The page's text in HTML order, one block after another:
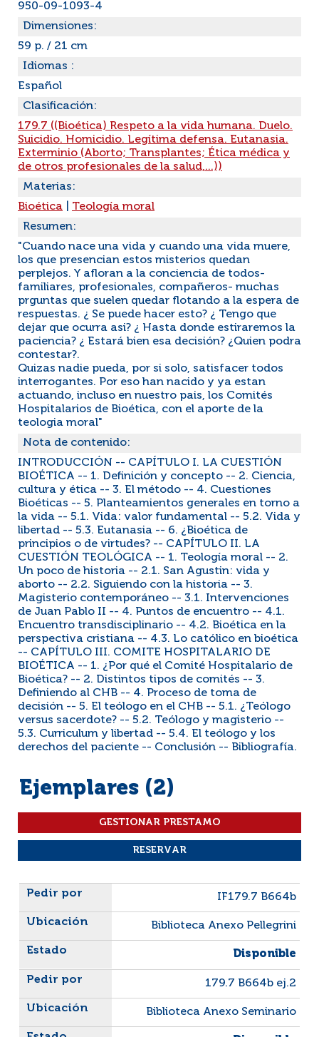
950-09-1093-4
Dimensiones:
59 p. / 21 cm
Idiomas :
Español
Clasificación:
179.7 ((Bioética) Respeto a la vida humana. Duelo.
Suicidio. Homicidio. Legítima defensa. Eutanasia.
Exterminio (Aborto; Transplantes; Ética médica y
de otros profesionales de la salud,...))
Materias:
Bioética
Teología moral
Resumen:
"Cuando nace una vida y cuando una vida muere,
los que presencian estos misterios quedan
perplejos. Y afloran a la conciencia de todos-
familiares, profesionales, compañeros- muchas
prguntas que suelen quedar flotando a la espera de
respuestas. ¿ Se puede hacer esto? ¿ Tengo que
dejar que ocurra asi? ¿ Hasta donde estiraremos la
paciencia? ¿ Estará bien esa decisión? ¿Quien podra
contestar?.
Quizas nadie pueda, por si solo, satisfacer todos
interrogantes. Por eso han nacido y ya estan
actuando, incluso en nuestro pais, los Comités
Hospitalarios de Bioética, con el aporte de la
teologia moral"
Nota de contenido:
INTRODUCCIÓN -- CAPÍTULO I. LA CUESTIÓN
BIOÉTICA -- 1. Definición y concepto -- 2. Ciencia,
cultura y ética -- 3. El método -- 4. Cuestiones
Bioéticas -- 5. Planteamientos generales en torno a
la vida -- 5.1. Vida: valor fundamental -- 5.2. Vida y
libertad -- 5.3. Eutanasia -- 6. ¿Bioética de
principios o de virtudes? -- CAPÍTULO II. LA
CUESTIÓN TEOLÓGICA -- 1. Teología moral -- 2.
Un poco de historia -- 2.1. San Agustin: vida y
aborto -- 2.2. Siguiendo con la historia -- 3.
Magisterio contemporáneo -- 3.1. Intervenciones
de Juan Pablo II -- 4. Puntos de encuentro -- 4.1.
Encuentro transdisciplinario -- 4.2. Bioética en la
perspectiva cristiana -- 4.3. Lo católico en bioética
-- CAPÍTULO III. COMITE HOSPITALARIO DE
BIOÉTICA -- 1. ¿Por qué el Comité Hospitalario de
Bioética? -- 2. Distintos tipos de comités -- 3.
Definiendo al CHB -- 4. Proceso de toma de
decisión -- 5. El teólogo en el CHB -- 5.1. ¿Teólogo
versus sacerdote? -- 5.2. Teólogo y magisterio --
5.3. Curriculum y libertad -- 5.4. El teólogo y los
derechos del paciente -- Conclusión -- Bibliografía.
Ejemplares (2)
Liste des exemplaires
IF179.7 B664b
Biblioteca Anexo Pellegrini
Disponible
179.7 B664b ej.2
Biblioteca Anexo Seminario